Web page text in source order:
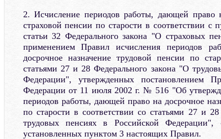
2. Исчисление периодов работы, дающей право
страховой пенсии по старости в соответствии
статьи 32 Федерального закона "О страховых
применением Правил исчисления периодов
досрочное назначение трудовой пенсии по
статьями 27 и 28 Федерального закона "О
Федерации", утвержденных постановлением
Федерации от 11 июля 2002 г. № 516 "Об
периодов работы, дающей право на досрочное
по старости в соответствии со статьями 27 и
трудовых пенсиях в Российской Федерации",
установленных пунктом 3 настоящих Правил.